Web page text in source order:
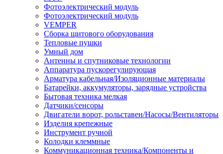
Фотоэлектрический модуль
Фотоэлектрический модуль
VEMPER
Сборка щитового оборудования
Тепловые пушки
Умный дом
Антенны и спутниковые технологии
Аппаратура пускорегулирующая
Арматура кабельная/Изоляционные материалы
Батарейки, аккумуляторы, зарядные устройства
Бытовая техника мелкая
Датчики/сенсоры
Двигатели ворот, рольставен/Насосы/Вентиляторы
Изделия крепежные
Инструмент ручной
Колодки клеммные
Коммуникационная техника/Компоненты и